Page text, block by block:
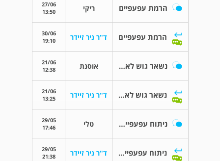
הרמת עפעפיים ריקי
27/06
13:50
הרמת עפעפיים ד"ר ניר זיידר
30/06
19:10
נשאר גוש לאחר שעורה אוסנת
21/06
12:38
נשאר גוש לאחר שעורה ד"ר ניר זיידר
21/06
13:25
ניתוח עפעפיים עליונים ותחתונים טלי
29/05
17:46
ניתוח עפעפיים עליונים ותחתונים ד"ר ניר זיידר
29/05
21:38